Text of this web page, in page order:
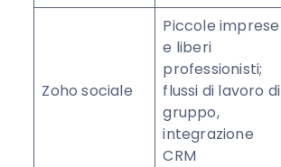
Zoho sociale
Piccole imprese
e liberi
professionisti;
flussi di lavoro di
gruppo,
integrazione
CRM